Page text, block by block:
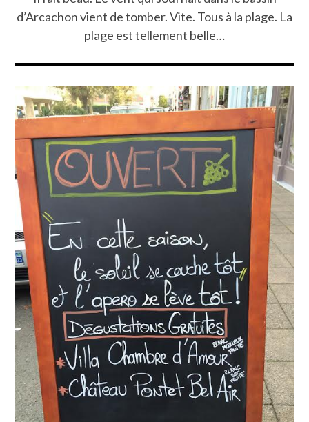
d’Arcachon vient de tomber. Vite. Tous à la plage. La
plage est tellement belle…